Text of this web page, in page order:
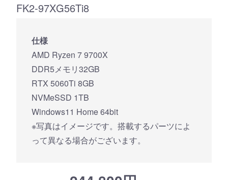
FK2-97XG56Ti8
仕様
AMD Ryzen 7 9700X
DDR5メモリ32GB
RTX 5060Ti 8GB
NVMeSSD 1TB
Windows11 Home 64bit
※写真はイメージです。搭載するパーツによ
って異なる場合がございます。